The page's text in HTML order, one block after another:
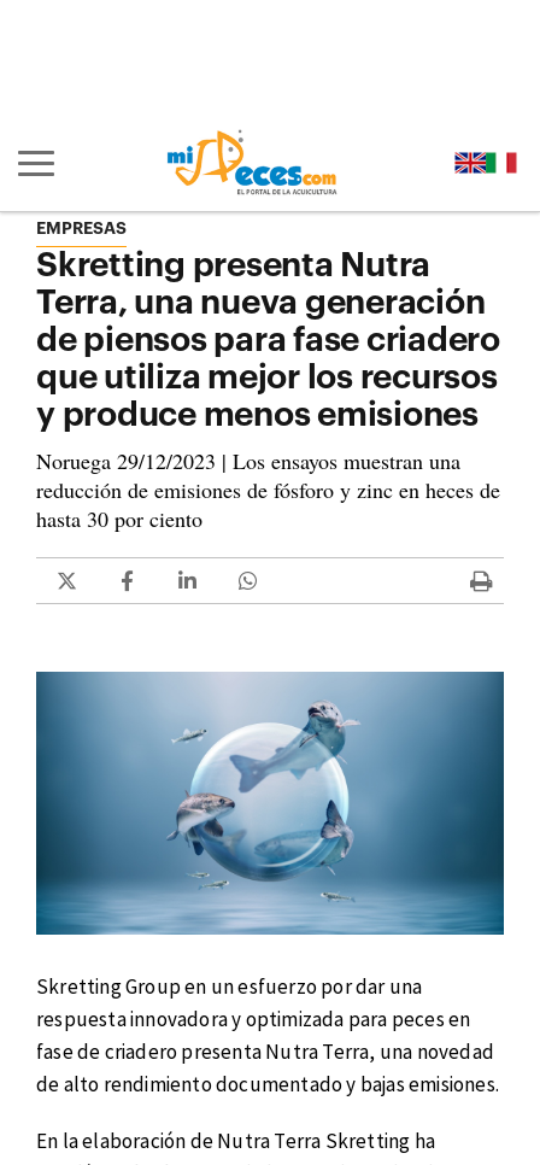
Mostrar/ocultar navegación principal
EMPRESAS
Skretting presenta Nutra
Terra, una nueva generación
de piensos para fase criadero
que utiliza mejor los recursos
y produce menos emisiones
Noruega 29/12/2023 | Los ensayos muestran una
reducción de emisiones de fósforo y zinc en heces de
hasta 30 por ciento
Skretting Group en un esfuerzo por dar una
respuesta innovadora y optimizada para peces en
fase de criadero presenta Nutra Terra, una novedad
de alto rendimiento documentado y bajas emisiones.
En la elaboración de Nutra Terra Skretting ha